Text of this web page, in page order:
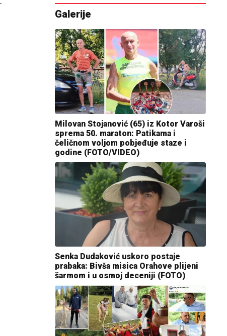
Galerije
Milovan Stojanović (65) iz Kotor Varoši
sprema 50. maraton: Patikama i
čeličnom voljom pobjeđuje staze i
godine (FOTO/VIDEO)
Senka Dudaković uskoro postaje
prabaka: Bivša misica Orahove plijeni
šarmom i u osmoj deceniji (FOTO)